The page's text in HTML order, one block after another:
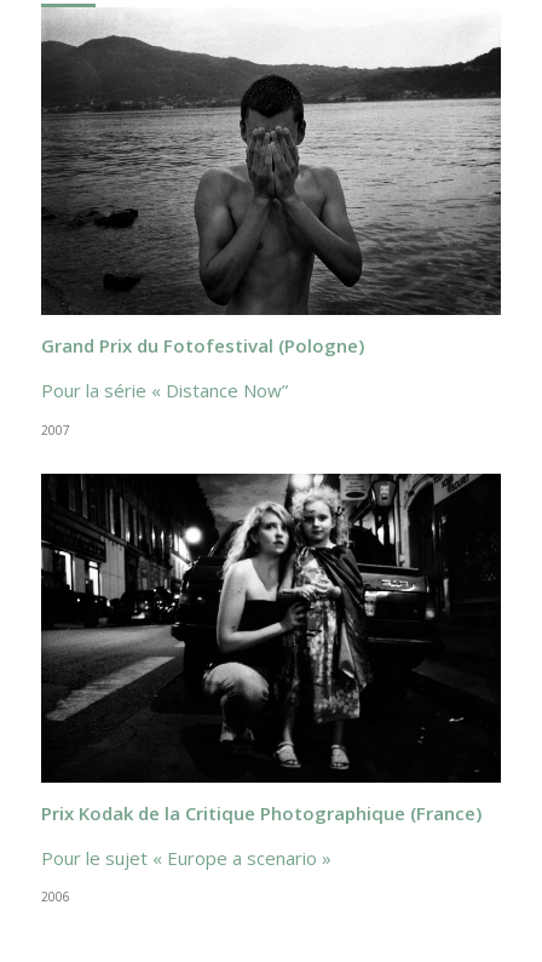
Grand Prix du Fotofestival (Pologne)
Pour la série « Distance Now”
2007
Prix Kodak de la Critique Photographique (France)
Pour le sujet « Europe a scenario »
2006